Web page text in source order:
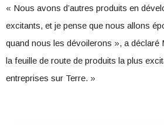
« Nous avons d’autres produits en
excitants, et je pense que nous allons
quand nous les dévoilerons », a déclaré
la feuille de route de produits la plus
entreprises sur Terre. »